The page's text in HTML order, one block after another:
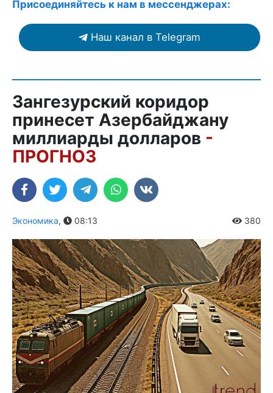
Присоединяйтесь к нам в мессенджерах:
Наш канал в Telegram
Зангезурский коридор
принесет Азербайджану
миллиарды долларов -
ПРОГНОЗ
Экономика, 08:13 380